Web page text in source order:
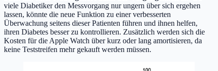
viele Diabetiker den Messvorgang nur ungern über sich ergehen
lassen, könnte die neue Funktion zu einer verbesserten
Überwachung seitens dieser Patienten führen und ihnen helfen,
ihren Diabetes besser zu kontrollieren. Zusätzlich werden sich die
Kosten für die Apple Watch über kurz oder lang amortisieren, da
keine Teststreifen mehr gekauft werden müssen.